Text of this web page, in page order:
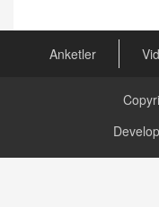
Anketler